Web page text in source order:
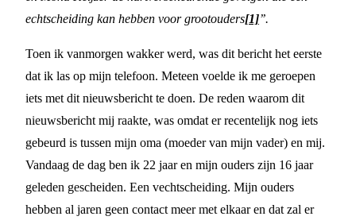
echtscheiding kan hebben voor grootouders[1]’’.
Toen ik vanmorgen wakker werd, was dit bericht het eerste
dat ik las op mijn telefoon. Meteen voelde ik me geroepen
iets met dit nieuwsbericht te doen. De reden waarom dit
nieuwsbericht mij raakte, was omdat er recentelijk nog iets
gebeurd is tussen mijn oma (moeder van mijn vader) en mij.
Vandaag de dag ben ik 22 jaar en mijn ouders zijn 16 jaar
geleden gescheiden. Een vechtscheiding. Mijn ouders
hebben al jaren geen contact meer met elkaar en dat zal er